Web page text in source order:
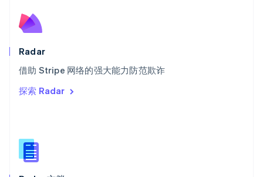
Radar
借助 Stripe 网络的强大能力防范欺诈
探索 Radar
斯洛文尼亚
English
ไทย
希腊
English
西班牙
新西兰
English
匈牙利